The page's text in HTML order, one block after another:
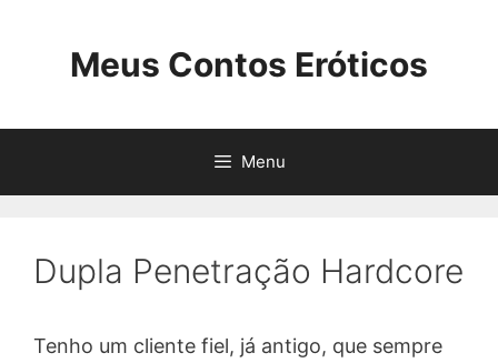
Meus Contos Eróticos
Menu
Dupla Penetração Hardcore
Tenho um cliente fiel, já antigo, que sempre